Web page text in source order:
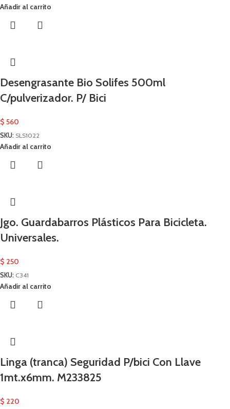
Añadir al carrito
Desengrasante Bio Solifes 500ml
C/pulverizador. P/ Bici
$ 560
SKU: SLS1022
Añadir al carrito
Jgo. Guardabarros Plásticos Para Bicicleta.
Universales.
$ 250
SKU: C341
Añadir al carrito
Linga (tranca) Seguridad P/bici Con Llave
1mt.x6mm. M233825
$ 220